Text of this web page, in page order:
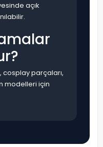
açık
parçaları,
modelleri için